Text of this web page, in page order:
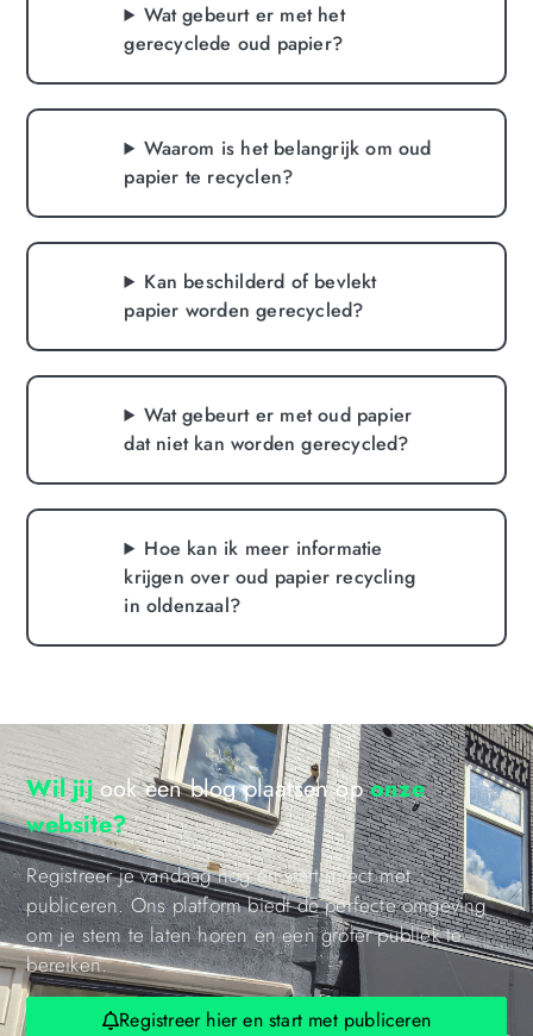
Wat gebeurt er met het
gerecyclede oud papier?
Waarom is het belangrijk om oud
papier te recyclen?
Kan beschilderd of bevlekt
papier worden gerecycled?
Wat gebeurt er met oud papier
dat niet kan worden gerecycled?
Hoe kan ik meer informatie
krijgen over oud papier recycling
in oldenzaal?
Wil jijook een blog plaatsen oponze
website?
Registreer je vandaag nog en start direct met
publiceren. Ons platform biedt de perfecte omgeving
om je stem te laten horen en een groter publiek te
bereiken.
Registreer hier en start met publiceren